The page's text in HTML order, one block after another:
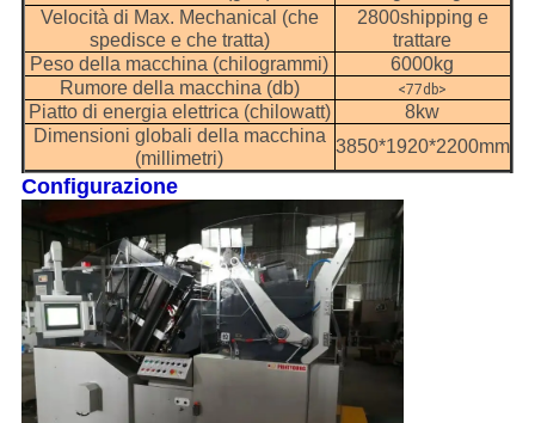
Velocità di Max. Mechanical (che
spedisce e che tratta)
2800shipping e
trattare
Peso della macchina (chilogrammi)
6000kg
Rumore della macchina (db)
<77db>
Piatto di energia elettrica (chilowatt)
8kw
Dimensioni globali della macchina
(millimetri)
3850*1920*2200mm
Configurazione